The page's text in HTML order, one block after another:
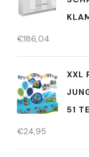
€186,04
XXL
51
€24,95